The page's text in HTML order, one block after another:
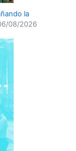
la
08/2026